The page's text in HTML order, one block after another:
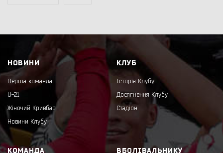
НОВИНИ
Перша команда
U-21
Жіночий Кривбас
Новини Клубу
КЛУБ
Історія Клубу
Досягнення Клубу
Стадіон
КОМАНДА ВБОЛІВАЛЬНИКУ